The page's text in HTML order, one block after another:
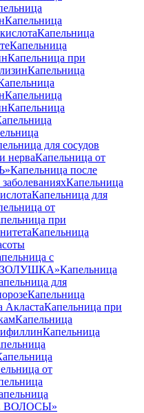
Капельница
Капельница
Капельница
Капельница при
Капельница
Капельница
Капельница
для сосудов
нерваКапельница от
Капельница после
Капельница
Капельница для
от
при
Капельница
с
«ЗОЛУШКА»Капельница
для
Капельница
АкластаКапельница при
Капельница
Капельница
от
ВОЛОСЫ»